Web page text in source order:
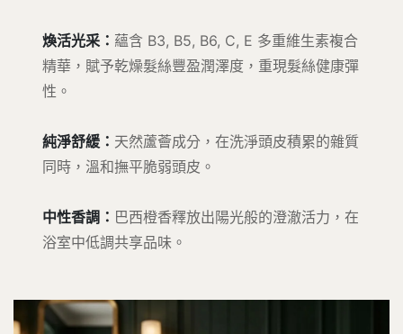
煥活光采： 蘊含 B3, B5, B6, C, E 多重維生素複合
精華，賦予乾燥髮絲豐盈潤澤度，重現髮絲健康彈
性。
純淨舒緩： 天然蘆薈成分，在洗淨頭皮積累的雜質
同時，溫和撫平脆弱頭皮。
中性香調： 巴西橙香釋放出陽光般的澄澈活力，在
浴室中低調共享品味。